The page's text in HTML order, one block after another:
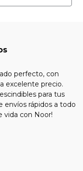
perfecto, con
excelente precio.
para tus
envíos rápidos a todo
vida con Noor!